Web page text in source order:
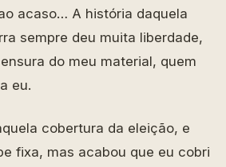
acaso… A história daquela
sempre deu muita liberdade,
do meu material, quem
eu.
cobertura da eleição, e
fixa, mas acabou que eu cobri